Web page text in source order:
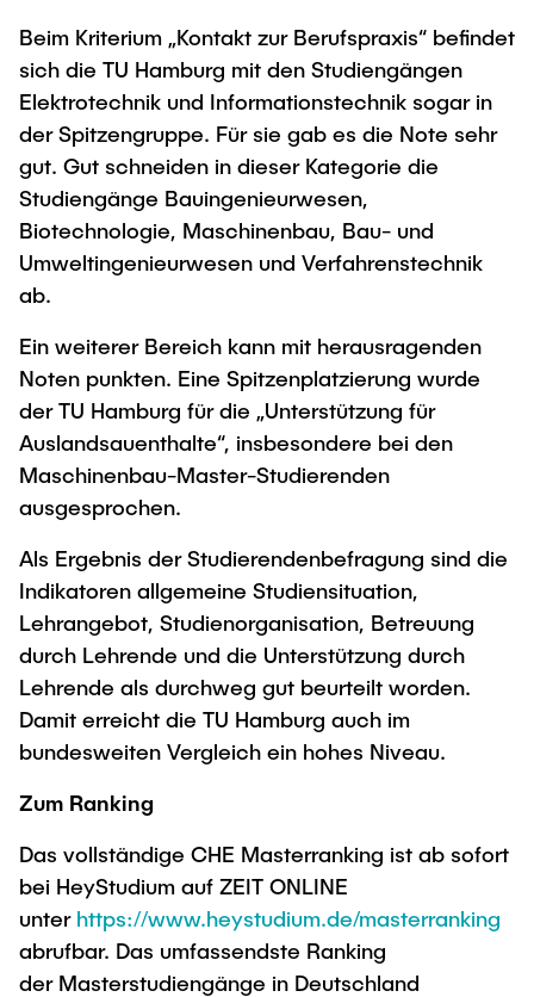
Institute im Überblick
Beim Kriterium „Kontakt zur Berufspraxis“ befindet
sich die TU Hamburg mit den Studiengängen
Elektrotechnik und Informationstechnik sogar in
der Spitzengruppe. Für sie gab es die Note sehr
gut. Gut schneiden in dieser Kategorie die
Studiengänge Bauingenieurwesen,
Biotechnologie, Maschinenbau, Bau- und
Umweltingenieurwesen und Verfahrenstechnik
ab.
Ein weiterer Bereich kann mit herausragenden
Noten punkten. Eine Spitzenplatzierung wurde
der TU Hamburg für die „Unterstützung für
Auslandsauenthalte“, insbesondere bei den
Maschinenbau-Master-Studierenden
ausgesprochen.
Als Ergebnis der Studierendenbefragung sind die
Indikatoren allgemeine Studiensituation,
Lehrangebot, Studienorganisation, Betreuung
durch Lehrende und die Unterstützung durch
Lehrende als durchweg gut beurteilt worden.
Damit erreicht die TU Hamburg auch im
bundesweiten Vergleich ein hohes Niveau.
Zum Ranking
Das vollständige CHE Masterranking ist ab sofort
bei HeyStudium auf ZEIT ONLINE
unter https://www.heystudium.de/masterranking
abrufbar. Das umfassendste Ranking
der Masterstudiengänge in Deutschland